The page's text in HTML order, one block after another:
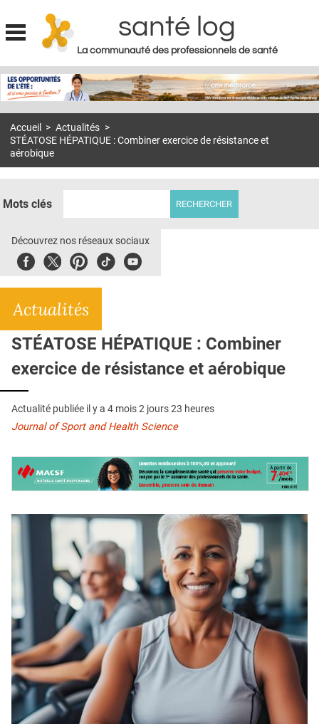
Jump to navigation
santé log
La communauté des professionnels de santé
MON COMPTE
S'ABONNER À LA REVUE SOIN À DOMICILE
ACTUS
E-REVUE SAD
THÉMA
CONTACT
Accueil > Actualités >
STÉATOSE HÉPATIQUE : Combiner exercice de résistance et
aérobique
Mots clés
Découvrez nos réseaux sociaux
FacebookTwitterPinterest
TiktokYoubute
Actualités
STÉATOSE HÉPATIQUE : Combiner
exercice de résistance et aérobique
Actualité publiée il y a 4 mois 2 jours 23 heures
Journal of Sport and Health Science